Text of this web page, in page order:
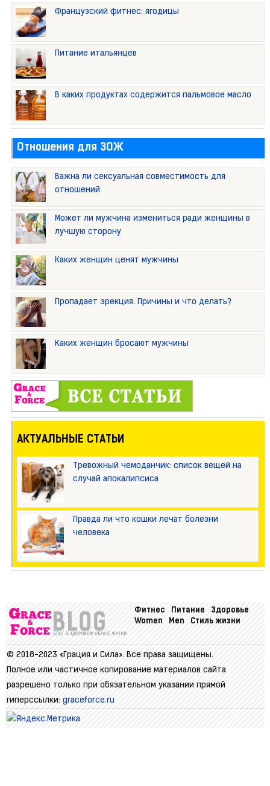
Французский фитнес: ягодицы
Питание итальянцев
В каких продуктах содержится пальмовое масло
Отношения для ЗОЖ
Важна ли сексуальная совместимость для
отношений
Может ли мужчина измениться ради женщины в
лучшую сторону
Каких женщин ценят мужчины
Пропадает эрекция. Причины и что делать?
Каких женщин бросают мужчины
АКТУАЛЬНЫЕ СТАТЬИ
Тревожный чемоданчик: список вещей на
случай апокалипсиса
Правда ли что кошки лечат болезни
человека
Фитнес Питание
Здоровье
Women
Men Стиль жизни
© 2018-2023 «Грация и Сила». Все права защищены.
Полное или частичное копирование материалов сайта
разрешено только при обязательном указании прямой
гиперссылки: graceforce.ru